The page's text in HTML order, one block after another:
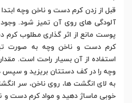
قبل از زدن کرم دست و ناخن وچه
آلودگی های روی آن تمیز شود. وجود
پوست مانع از اثر گذاری مطلوب
کرم دست و ناخن وچه به صورت
استفاده از آن بسیار راحت است.
وچه را در کف دستتان بریزید و سپس
به لای انگشت ها، روی ناخن، سر
خوبی ماساژ دهید و مواد کرم دست و